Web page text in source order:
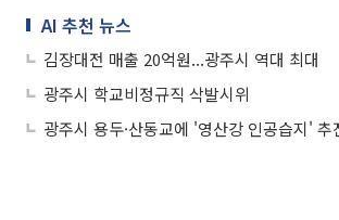
AI 추천 뉴스
김장대전 매출 20억원...광주시 역대 최대
광주시 학교비정규직 삭발시위
광주시 용두·산동교에 '영산강 인공습지' 추